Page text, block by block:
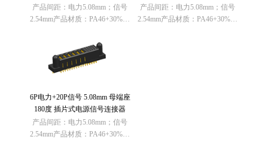
产品间距：电力5.08mm；信号
2.54mm产品材质：PA46+30%纤
符合（2011/65/EU）要求欧盟
REACH法规： 不含有REACH
SVHC(190……
产品间距：电力5.08mm；信号
2.54mm产品材质：PA46+30%纤
6P电力+20P信号 5.08mm 母端座
180度 插片式电源信号连接器
产品间距：电力5.08mm；信号
2.54mm产品材质：PA46+30%纤